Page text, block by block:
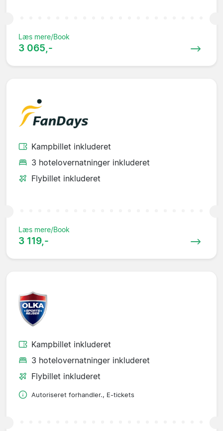
Læs mere/Book
3 065,-
Kampbillet inkluderet
3 hotelovernatninger inkluderet
Flybillet inkluderet
Læs mere/Book
3 119,-
Kampbillet inkluderet
3 hotelovernatninger inkluderet
Flybillet inkluderet
Autoriseret forhandler., E-tickets